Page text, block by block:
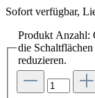
Sofort verfügbar,
Produkt Anzahl:
die
reduzieren.